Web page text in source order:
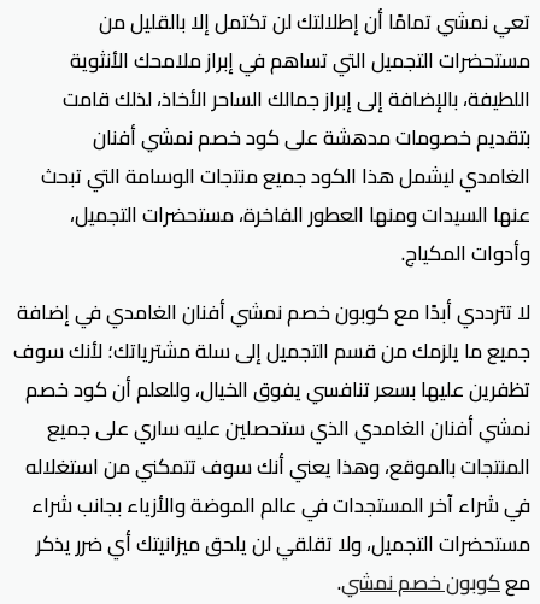
تعي نمشي تمامًا أن إطلالتك لن تكتمل إلا بالقليل من
مستحضرات التجميل التي تساهم في إبراز ملامحك الأنثوية
اللطيفة، بالإضافة إلى إبراز جمالك الساحر الأخاذ، لذلك قامت
بتقديم خصومات مدهشة على كود خصم نمشي أفنان
الغامدي ليشمل هذا الكود جميع منتجات الوسامة التي تبحث
عنها السيدات ومنها العطور الفاخرة، مستحضرات التجميل،
وأدوات المكياج.
لا تترددي أبدًا مع كوبون خصم نمشي أفنان الغامدي في إضافة
جميع ما يلزمك من قسم التجميل إلى سلة مشترياتك؛ لأنك سوف
تظفرين عليها بسعر تنافسي يفوق الخيال، وللعلم أن كود خصم
نمشي أفنان الغامدي الذي ستحصلين عليه ساري على جميع
المنتجات بالموقع، وهذا يعني أنك سوف تتمكني من استغلاله
في شراء آخر المستجدات في عالم الموضة والأزياء بجانب شراء
مستحضرات التجميل، ولا تقلقي لن يلحق ميزانيتك أي ضرر يذكر
معكوبون خصم نمشي.